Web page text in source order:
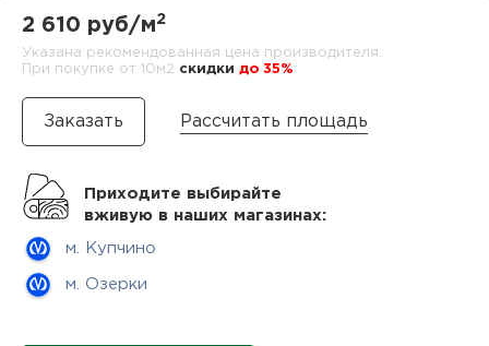
2 610 руб/м2
Указана рекомендованная цена производителя.
При покупке от 10м2 cкидки до 35%
Рассчитать площадь
Приходите выбирайте
вживую в наших магазинах:
м. Купчино
м. Озерки